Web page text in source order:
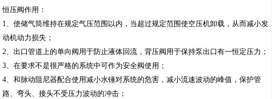
恒压阀作用：
1、使储气筒维持在规定气压范围以内，当超过规定范围使空压机卸载，从而减小发
动机动力损失；
2、出口管道上的单向阀用于防止液体回流，背压阀用于保持泵出口有一恒定压力；
3、在要求不是很严格的系统中可作为安全阀使用；
4、和脉动阻尼器配合使用减小水锤对系统的危害，减小流速波动的峰值，保护管
路、弯头、接头不受压力波动的冲击；